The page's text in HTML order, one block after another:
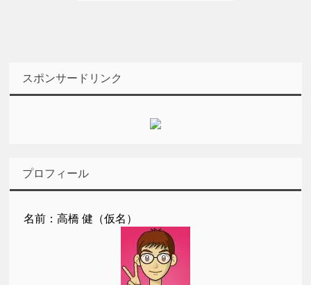
スポンサードリンク
プロフィール
名前：高橋 健（仮名）